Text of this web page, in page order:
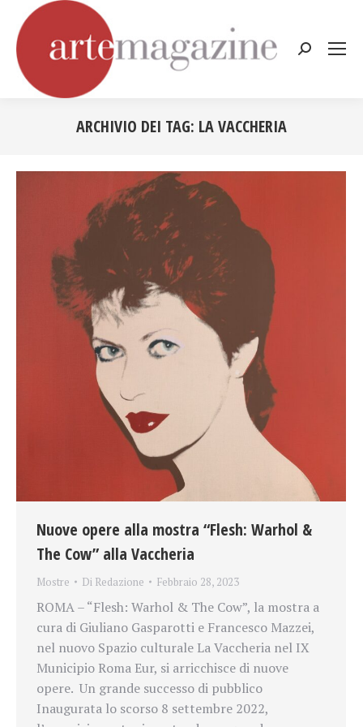
Cerca:
ARCHIVIO DEI TAG: LA VACCHERIA
Nuove opere alla mostra “Flesh: Warhol &
The Cow” alla Vaccheria
Mostre Di Redazione Febbraio 28, 2023
ROMA – “Flesh: Warhol & The Cow”, la mostra a
cura di Giuliano Gasparotti e Francesco Mazzei,
nel nuovo Spazio culturale La Vaccheria nel IX
Municipio Roma Eur, si arricchisce di nuove
opere. Un grande successo di pubblico
Inaugurata lo scorso 8 settembre 2022,